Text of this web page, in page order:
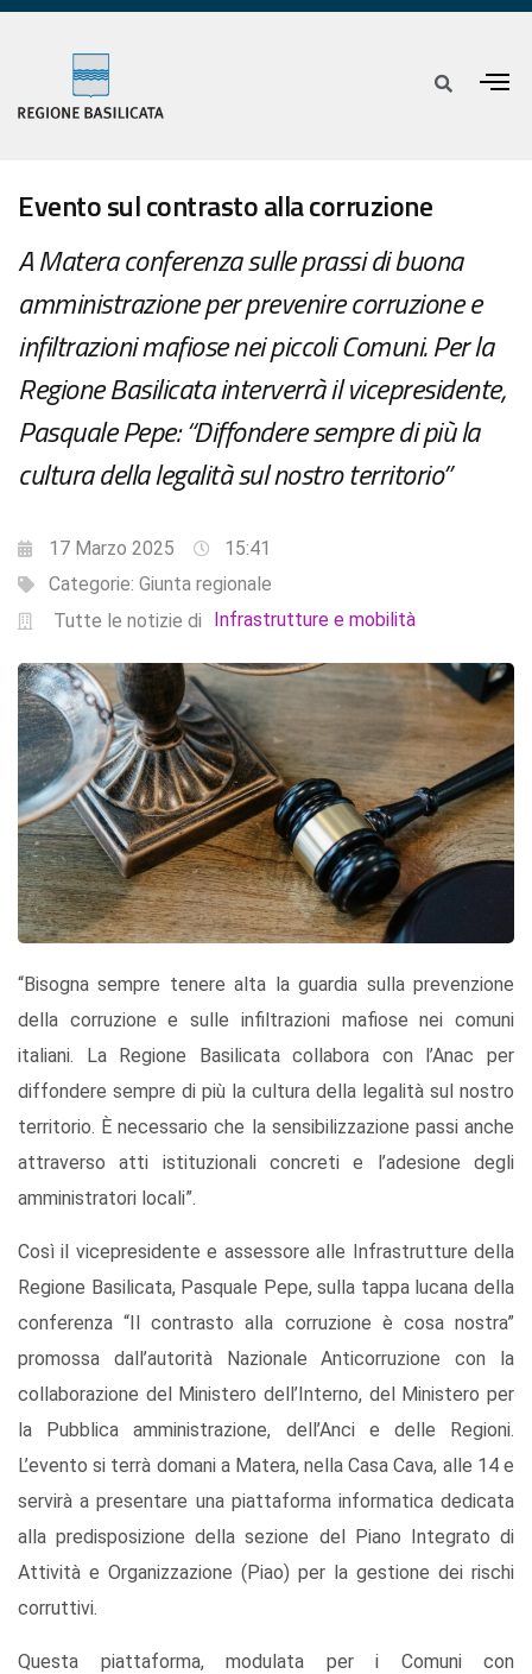
Evento sul contrasto alla corruzione
A Matera conferenza sulle prassi di buona
amministrazione per prevenire corruzione e
infiltrazioni mafiose nei piccoli Comuni. Per la
Regione Basilicata interverrà il vicepresidente,
Pasquale Pepe: “Diffondere sempre di più la
cultura della legalità sul nostro territorio”
17 Marzo 2025
15:41
Categorie: Giunta regionale
Tutte le notizie di
Infrastrutture e mobilità
“Bisogna sempre tenere alta la guardia sulla prevenzione
della corruzione e sulle infiltrazioni mafiose nei comuni
italiani. La Regione Basilicata collabora con l’Anac per
diffondere sempre di più la cultura della legalità sul nostro
territorio. È necessario che la sensibilizzazione passi anche
attraverso atti istituzionali concreti e l’adesione degli
amministratori locali”.
Così il vicepresidente e assessore alle Infrastrutture della
Regione Basilicata, Pasquale Pepe, sulla tappa lucana della
conferenza “Il contrasto alla corruzione è cosa nostra”
promossa dall’autorità Nazionale Anticorruzione con la
collaborazione del Ministero dell’Interno, del Ministero per
la Pubblica amministrazione, dell’Anci e delle Regioni.
L’evento si terrà domani a Matera, nella Casa Cava, alle 14 e
servirà a presentare una piattaforma informatica dedicata
alla predisposizione della sezione del Piano Integrato di
Attività e Organizzazione (Piao) per la gestione dei rischi
corruttivi.
Questa piattaforma, modulata per i Comuni con